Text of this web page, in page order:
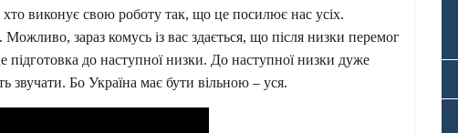
виконує свою роботу так, що це посилює нас усіх.
зараз комусь із вас здається, що після низки перемог
до наступної низки. До наступної низки дуже
звучати. Бо Україна має бути вільною – уся.